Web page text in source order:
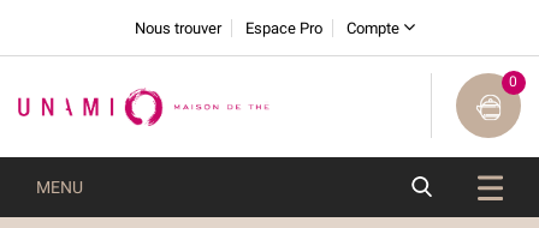
Nous trouver Espace Pro Compte
0
MENU